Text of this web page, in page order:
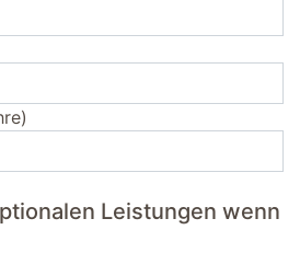
Leistungen wenn